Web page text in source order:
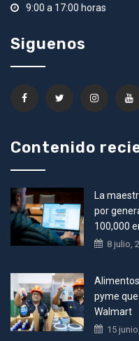
9:00 a 17:00 horas
Siguenos
Contenido
La
por
100,000
8 julio,
pyme
Walmart
15